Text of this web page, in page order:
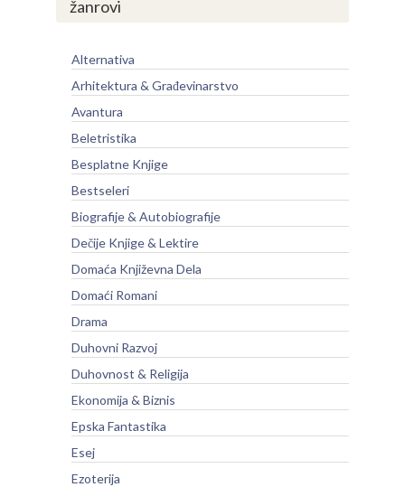
žanrovi
Alternativa
Arhitektura & Građevinarstvo
Avantura
Beletristika
Besplatne Knjige
Bestseleri
Biografije & Autobiografije
Dečije Knjige & Lektire
Domaća Književna Dela
Domaći Romani
Drama
Duhovni Razvoj
Duhovnost & Religija
Ekonomija & Biznis
Epska Fantastika
Esej
Ezoterija